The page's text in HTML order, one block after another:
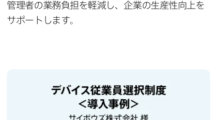
管理者の​業務負担を​軽減し、​企業の​生産性向上を​
サポートします。